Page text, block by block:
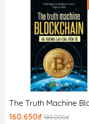
160.650₫ 189.000₫